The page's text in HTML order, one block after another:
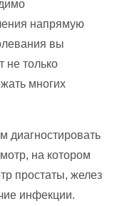
напрямую
вы
не только
многих
диагностировать
на котором
простаты, желез
инфекции.